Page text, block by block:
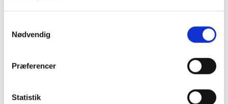
Nødvendig
Præferencer
Statistik
indsatser i almene boligområder. Dette sikrer, at by- og
Faktaark om almene boliger i
De almene boligorganisationer er centrale aktører